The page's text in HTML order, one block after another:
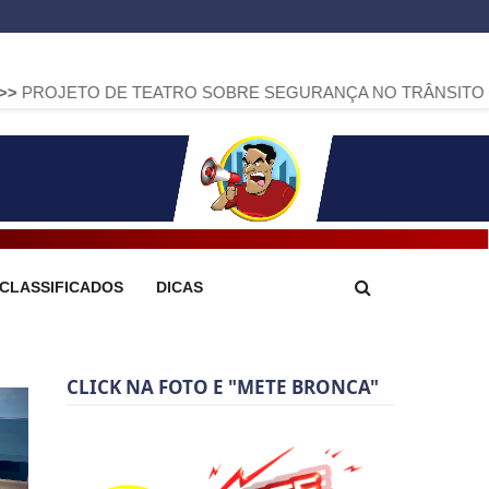
TEATRO SOBRE SEGURANÇA NO TRÂNSITO CHEGA A
CLASSIFICADOS DICAS
CLICK NA FOTO E "METE BRONCA"